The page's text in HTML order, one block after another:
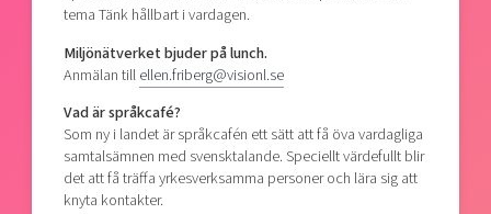
Current offers and activities
Funding opportunities
Our clusters
Reach out to us
Locations
tema Tänk hållbart i vardagen.
Miljönätverket bjuder på lunch.
Anmälan tillellen.friberg@visionl.se
Vad är språkcafé?
Som ny i landet är språkcafén ett sätt att få öva vardagliga
samtalsämnen med svensktalande. Speciellt värdefullt blir
det att få träffa yrkesverksamma personer och lära sig att
knyta kontakter.